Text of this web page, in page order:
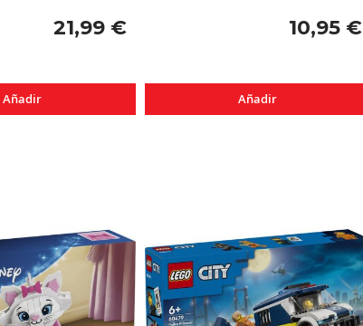
21,99 €
Añadir
10,95 €
Añadir